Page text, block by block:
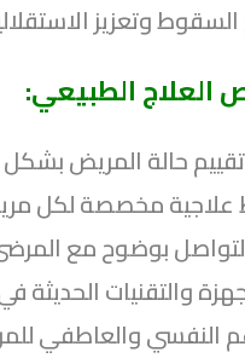
وتعزيز
العلاج الطبيعي:
حالة المريض
مخصصة لكل
بوضوح مع
والتقنيات الحديثة
النفسي والعاطفي